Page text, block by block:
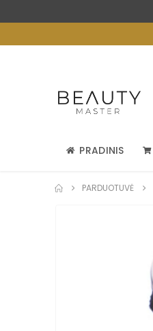
PRADINIS
PARDUOTUVĖ